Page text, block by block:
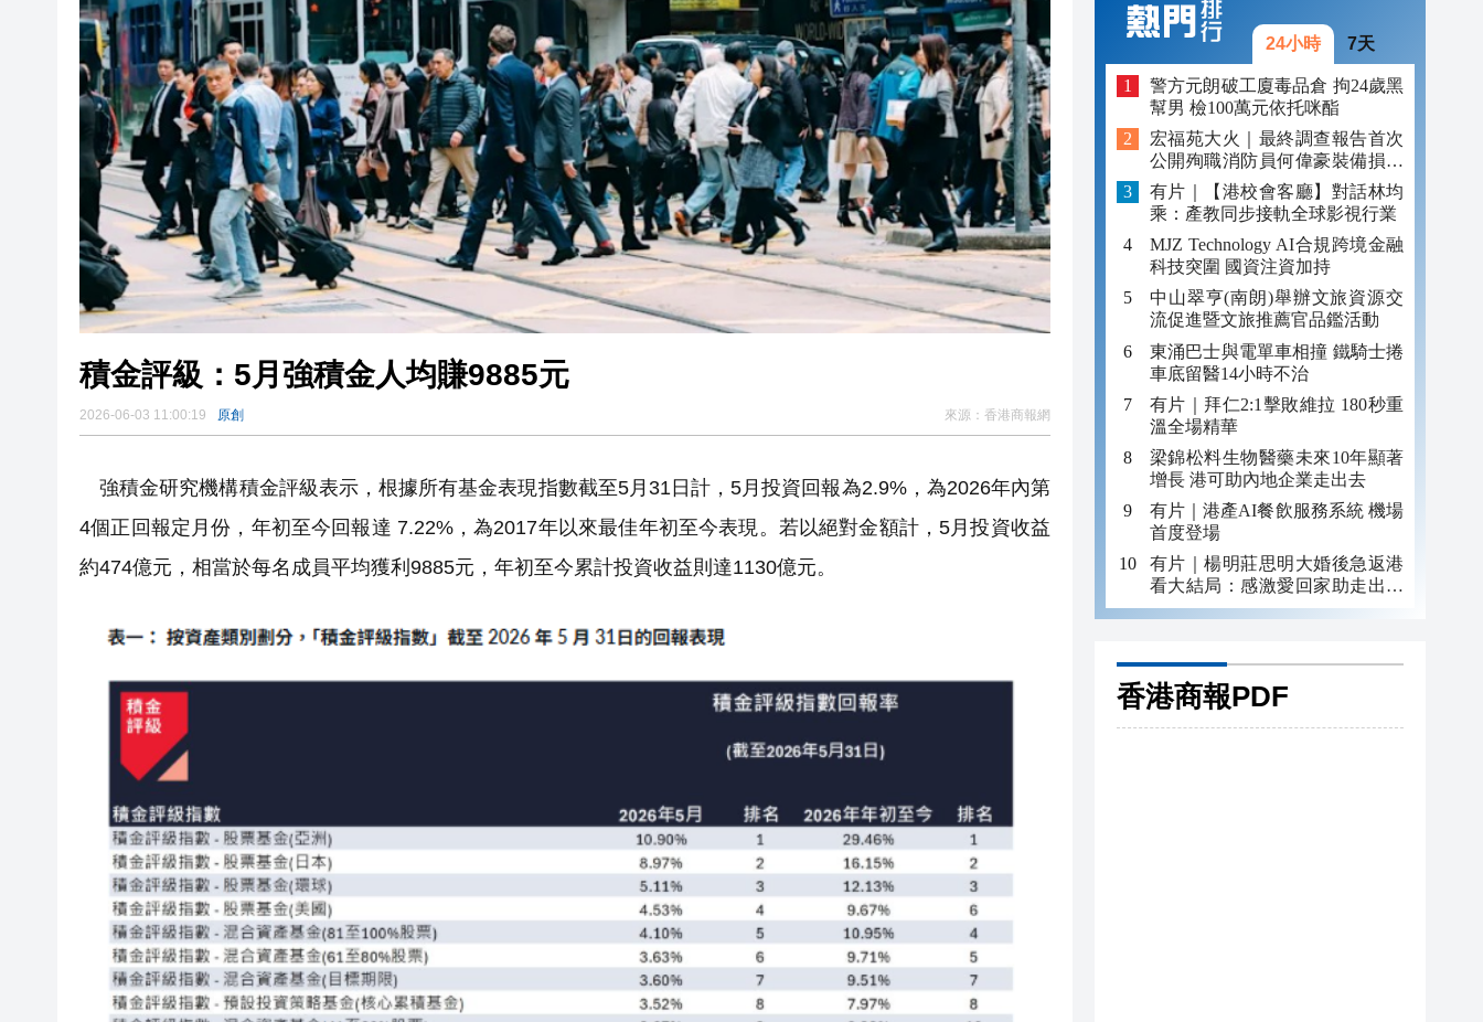
積金評級：5月強積金人均賺9885元
2026-06-03 11:00:19 原創 來源： 香港商報網
強積金研究機構積金評級表示，根據所有基金表現指數截至5月31日計，5月投資回報為2.9%，為2026年內第
4個正回報定月份，年初至今回報達 7.22%，為2017年以來最佳年初至今表現。若以絕對金額計，5月投資收益
約474億元，相當於每名成員平均獲利9885元，年初至今累計投資收益則達1130億元。
24小時 7天
警方元朗破工廈毒品倉 拘24歲黑
幫男 檢100萬元依托咪酯
宏福苑大火｜最終調查報告首次
公開殉職消防員何偉豪裝備損毀
照片
有片｜【港校會客廳】對話林均
乘：產教同步接軌全球影視行業
MJZ Technology AI合規跨境金融
科技突圍 國資注資加持
中山翠亨(南朗)舉辦文旅資源交
流促進暨文旅推薦官品鑑活動
東涌巴士與電單車相撞 鐵騎士捲
車底留醫14小時不治
有片｜拜仁2:1擊敗維拉 180秒重
溫全場精華
梁錦松料生物醫藥未來10年顯著
增長 港可助內地企業走出去
有片｜港產AI餐飲服務系統 機場
首度登場
有片｜楊明莊思明大婚後急返港
看大結局：感激愛回家助走出低
谷 不捨大家庭
香港商報PDF